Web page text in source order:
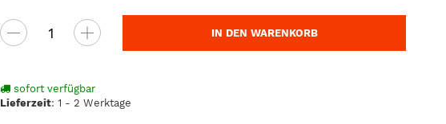
IN DEN WARENKORB
sofort verfügbar
Lieferzeit:1 - 2 Werktage